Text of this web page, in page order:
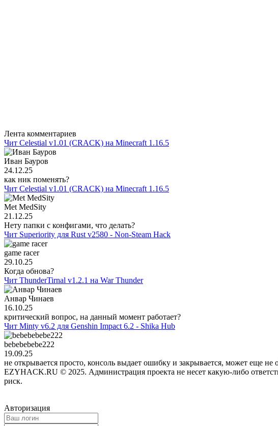
Лента комментариев
Чит Celestial v1.01 (CRACK) на Minecraft 1.16.5
Иван Бауров
24.12.25
как ник поменять?
Чит Celestial v1.01 (CRACK) на Minecraft 1.16.5
Met MedSity
21.12.25
Нету папки с конфигами, что делать?
Чит Superiority для Rust v2580 - Non-Steam Hack
game racer
29.10.25
Когда обнова?
Чит ThunderTirnal v1.2.1 на War Thunder
Анвар Чинаев
16.10.25
критический вопрос, на данный момент работает?
Чит Minty v6.2 для Genshin Impact 6.2 - Shika Hub
bebebebebe222
19.09.25
не открывается просто, консоль выдает ошибку и закрывается, может еще не
EZYHACK.RU © 2025. Администрация проекта не несет какую-либо
риск.
Авторизация